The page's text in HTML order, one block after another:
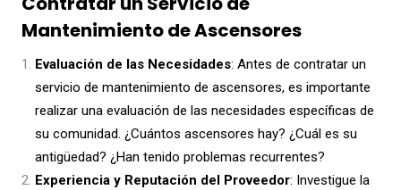
Mantenimiento de Ascensores
Evaluación de las Necesidades: Antes de contratar un
servicio de mantenimiento de ascensores, es importante
realizar una evaluación de las necesidades específicas de
su comunidad. ¿Cuántos ascensores hay? ¿Cuál es su
antigüedad? ¿Han tenido problemas recurrentes?
Experiencia y Reputación del Proveedor: Investigue la